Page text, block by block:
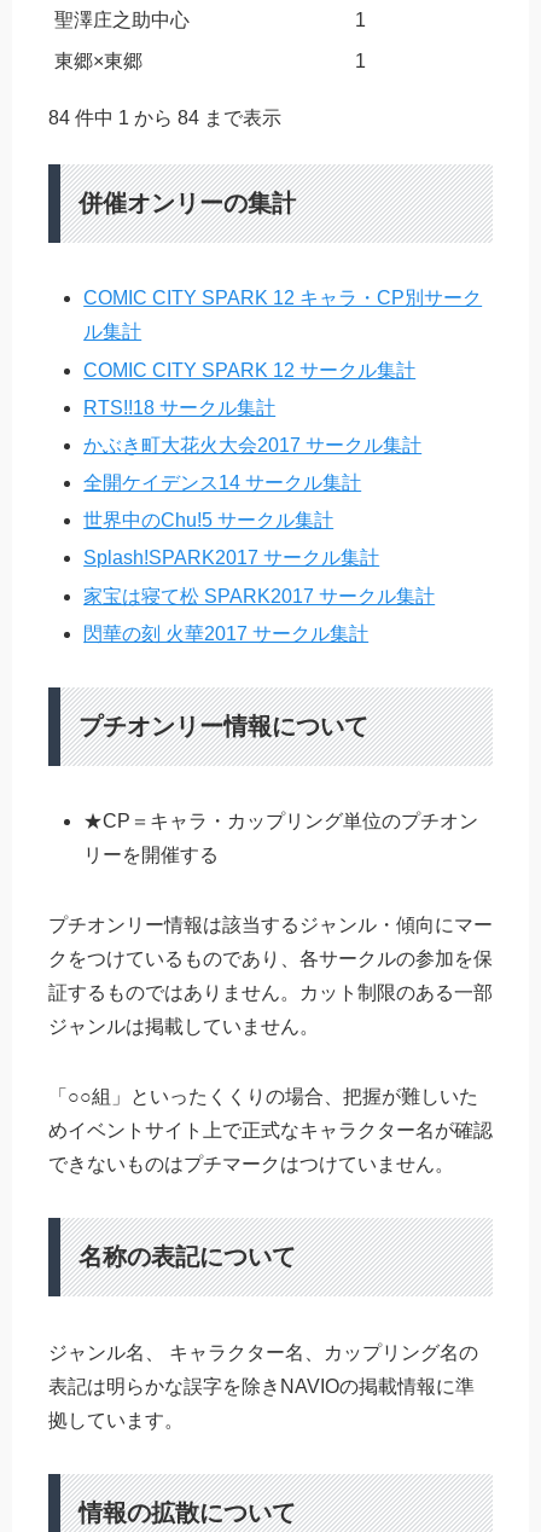
聖澤庄之助中心
1
東郷×東郷
1
84 件中 1 から 84 まで表示
併催オンリーの集計
COMIC CITY SPARK 12 キャラ・CP別サーク
ル集計
COMIC CITY SPARK 12 サークル集計
RTS!!18 サークル集計
かぶき町大花火大会2017 サークル集計
全開ケイデンス14 サークル集計
世界中のChu!5 サークル集計
Splash!SPARK2017 サークル集計
家宝は寝て松 SPARK2017 サークル集計
閃華の刻 火華2017 サークル集計
プチオンリー情報について
★CP＝キャラ・カップリング単位のプチオン
リーを開催する
プチオンリー情報は該当するジャンル・傾向にマー
クをつけているものであり、各サークルの参加を保
証するものではありません。カット制限のある一部
ジャンルは掲載していません。
「○○組」といったくくりの場合、把握が難しいた
めイベントサイト上で正式なキャラクター名が確認
できないものはプチマークはつけていません。
名称の表記について
ジャンル名、 キャラクター名、カップリング名の
表記は明らかな誤字を除きNAVIOの掲載情報に準
拠しています。
情報の拡散について